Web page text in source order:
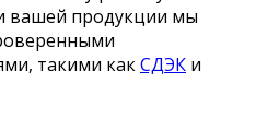
вашей продукции мы
такими какСДЭК и